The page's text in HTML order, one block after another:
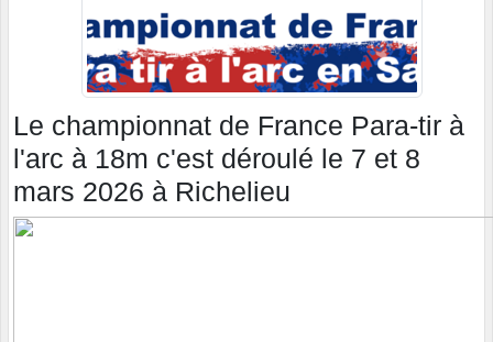
Le championnat de France Para-tir à
l'arc à 18m c'est déroulé le 7 et 8
mars 2026 à Richelieu